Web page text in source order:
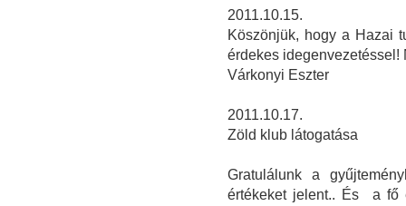
2011.10.15.
Köszönjük, hogy a Hazai
érdekes idegenvezetéssel!
Várkonyi Eszter
2011.10.17.
Zöld klub látogatása
Gratulálunk a
értékeket jelent.. És a fő